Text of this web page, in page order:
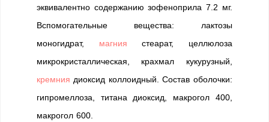
эквивалентно содержанию зофеноприла 7.2 мг.
Вспомогательные вещества: лактозы
моногидрат, магния стеарат, целлюлоза
микрокристаллическая, крахмал кукурузный,
кремния диоксид коллоидный. Состав оболочки:
гипромеллоза, титана диоксид, макрогол 400,
макрогол 600.